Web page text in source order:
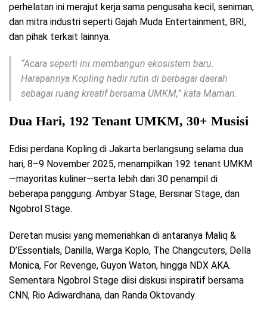
perhelatan ini merajut kerja sama pengusaha kecil, seniman,
dan mitra industri seperti Gajah Muda Entertainment, BRI,
dan pihak terkait lainnya.
“Acara seperti ini membangun ekosistem baru.
Harapannya Kopling hadir rutin di berbagai daerah
sebagai ruang kreatif bersama UMKM,” kata Maman.
Dua Hari, 192 Tenant UMKM, 30+ Musisi
Edisi perdana Kopling di Jakarta berlangsung selama dua
hari, 8–9 November 2025, menampilkan 192 tenant UMKM
—mayoritas kuliner—serta lebih dari 30 penampil di
beberapa panggung: Ambyar Stage, Bersinar Stage, dan
Ngobrol Stage.
Deretan musisi yang memeriahkan di antaranya Maliq &
D’Essentials, Danilla, Warga Koplo, The Changcuters, Della
Monica, For Revenge, Guyon Waton, hingga NDX AKA.
Sementara Ngobrol Stage diisi diskusi inspiratif bersama
CNN, Rio Adiwardhana, dan Randa Oktovandy.